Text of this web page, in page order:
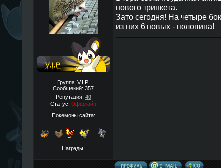
Группа: V.I.P.
Сообщений: 357
Репутация: 40
Статус: Оффлайн
Покемоны сайта:
Награды:
нового тринкета.
Зато сегодня! На четыре
из них 6 новых - половина!